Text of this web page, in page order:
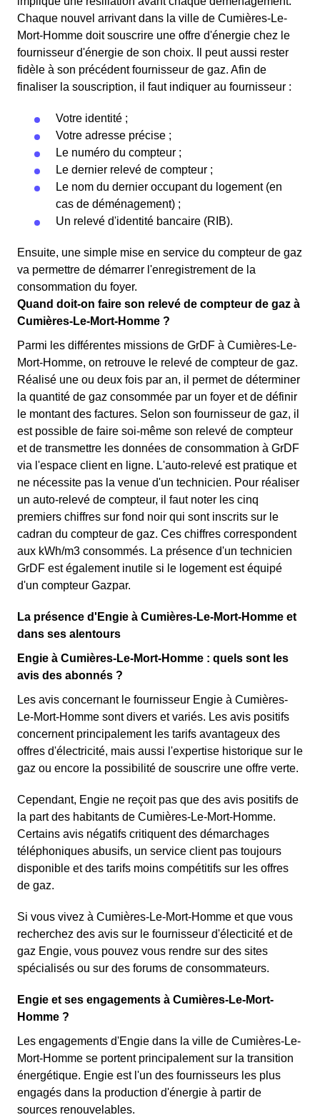
Chaque nouvel arrivant dans la ville de Cumières-Le-
Mort-Homme doit souscrire une offre d'énergie chez le
fournisseur d'énergie de son choix. Il peut aussi rester
fidèle à son précédent fournisseur de gaz. Afin de
finaliser la souscription, il faut indiquer au fournisseur :
Votre identité ;
Votre adresse précise ;
Le numéro du compteur ;
Le dernier relevé de compteur ;
Le nom du dernier occupant du logement (en
cas de déménagement) ;
Un relevé d'identité bancaire (RIB).
Ensuite, une simple mise en service du compteur de gaz
va permettre de démarrer l'enregistrement de la
consommation du foyer.
Quand doit-on faire son relevé de compteur de gaz à
Cumières-Le-Mort-Homme ?
Parmi les différentes missions de GrDF à Cumières-Le-
Mort-Homme, on retrouve le relevé de compteur de gaz.
Réalisé une ou deux fois par an, il permet de déterminer
la quantité de gaz consommée par un foyer et de définir
le montant des factures. Selon son fournisseur de gaz, il
est possible de faire soi-même son relevé de compteur
et de transmettre les données de consommation à GrDF
via l'espace client en ligne. L'auto-relevé est pratique et
ne nécessite pas la venue d'un technicien. Pour réaliser
un auto-relevé de compteur, il faut noter les cinq
premiers chiffres sur fond noir qui sont inscrits sur le
cadran du compteur de gaz. Ces chiffres correspondent
aux kWh/m3 consommés. La présence d'un technicien
GrDF est également inutile si le logement est équipé
d'un compteur Gazpar.
La présence d'Engie à Cumières-Le-Mort-Homme et
dans ses alentours
Engie à Cumières-Le-Mort-Homme : quels sont les
avis des abonnés ?
Les avis concernant le fournisseur Engie à Cumières-
Le-Mort-Homme sont divers et variés. Les avis positifs
concernent principalement les tarifs avantageux des
offres d'électricité, mais aussi l'expertise historique sur le
gaz ou encore la possibilité de souscrire une offre verte.
Cependant, Engie ne reçoit pas que des avis positifs de
la part des habitants de Cumières-Le-Mort-Homme.
Certains avis négatifs critiquent des démarchages
téléphoniques abusifs, un service client pas toujours
disponible et des tarifs moins compétitifs sur les offres
de gaz.
Si vous vivez à Cumières-Le-Mort-Homme et que vous
recherchez des avis sur le fournisseur d'électicité et de
gaz Engie, vous pouvez vous rendre sur des sites
spécialisés ou sur des forums de consommateurs.
Engie et ses engagements à Cumières-Le-Mort-
Homme ?
Les engagements d'Engie dans la ville de Cumières-Le-
Mort-Homme se portent principalement sur la transition
énergétique. Engie est l'un des fournisseurs les plus
engagés dans la production d'énergie à partir de
sources renouvelables.